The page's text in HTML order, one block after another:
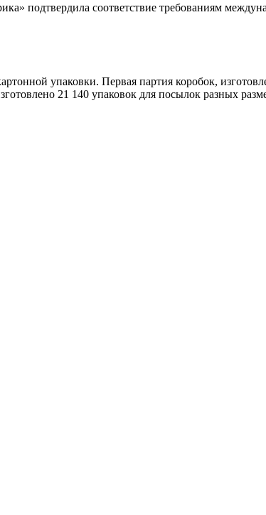
подтвердила соответствие требованиям
упаковки. Первая партия коробок,
21 140 упаковок для посылок разных